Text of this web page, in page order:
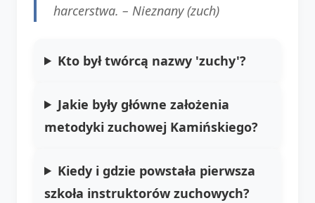
harcerstwa. – Nieznany (zuch)
Kto był twórcą nazwy 'zuchy'?
Jakie były główne założenia
metodyki zuchowej Kamińskiego?
Kiedy i gdzie powstała pierwsza
szkoła instruktorów zuchowych?